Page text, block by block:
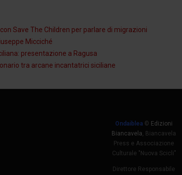
Save The Children per parlare di migrazioni
Micciché
presentazione a Ragusa
tra arcane incantatrici siciliane
Ondaiblea © Edizioni
Biancavela, Biancavela
Press e Associazione
Culturale "Nuova Scicli"
Direttore Responsabile